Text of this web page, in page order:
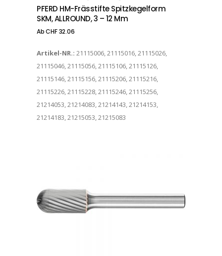
PFERD HM-Frässtifte Spitzkegelform
SKM, ALLROUND, 3 – 12 Mm
AbCHF32.06
Artikel-NR.: 21115006, 21115016, 21115026,
21115046, 21115056, 21115106, 21115126,
21115146, 21115156, 21115206, 21115216,
21115226, 21115228, 21115246, 21115256,
21214053, 21214083, 21214143, 21214153,
21214183, 21215053, 21215083